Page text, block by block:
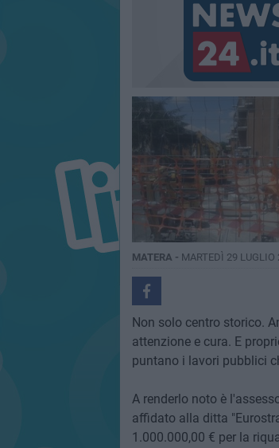
MATERA - MARTEDÌ 29 LUGLIO
Non solo centro storico.
attenzione e cura. E
puntano i lavori pubblici
​A renderlo noto è
affidato alla ditta
1.000.000,00 € per la